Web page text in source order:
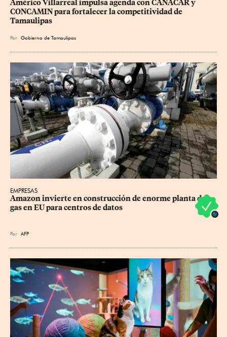
Américo Villarreal impulsa agenda con CANACAR y
CONCAMIN para fortalecer la competitividad de
Tamaulipas
Por Gobierno de Tamaulipas
EMPRESAS
Amazon invierte en construcción de enorme planta de
gas en EU para centros de datos
Por AFP